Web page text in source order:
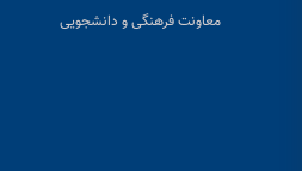
معاونت فرهنگی و دانشجویی